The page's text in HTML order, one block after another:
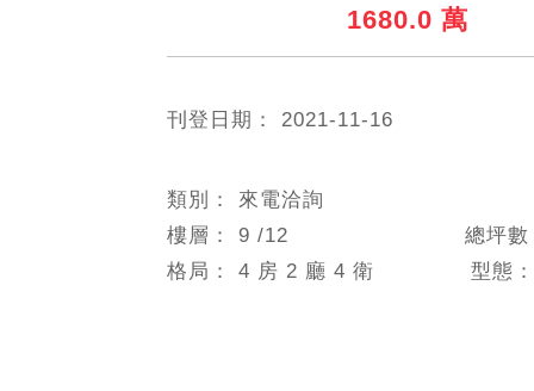
1680.0 萬
刊登日期： 2021-11-16
類別： 來電洽詢
樓層：9 /12
總坪
格局：4 房 2 廳 4 衛 型態